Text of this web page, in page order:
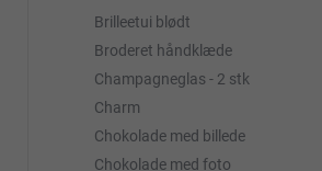
Brilleetui blødt
Broderet håndklæde
Champagneglas - 2 stk
Charm
Chokolade med billede
Chokolade med foto